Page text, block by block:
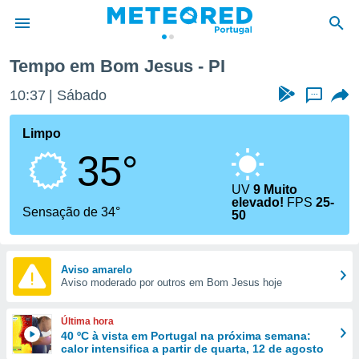
da
foi
fornecidas
a este
das
e
forma
digital
Tempo em Bom Jesus - PI
10:37 Sábado ...
Limpo
35°
Sensação de 34°
UV9 Muito
elevado! FPS25-
50
Aviso amarelo
Aviso moderado por outros em Bom Jesus hoje
Última hora
40 ºC à vista em Portugal na próxima semana:
calor intensifica a partir de quarta, 12 de agosto